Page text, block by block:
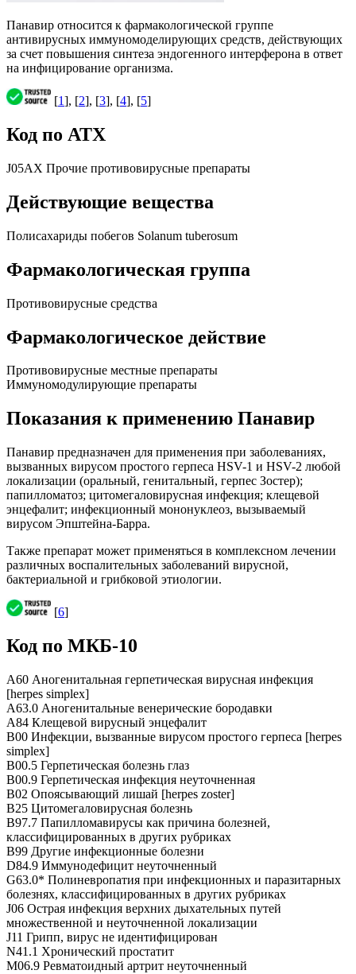
Панавир относится к фармакологической группе
антивирусных иммуномоделирующих средств, действующих
за счет повышения синтеза эндогенного интерферона в ответ
на инфицирование организма.
[1], [2], [3], [4], [5]
Код по АТХ
J05AX Прочие противовирусные препараты
Действующие вещества
Полисахариды побегов Solanum tuberosum
Фармакологическая группа
Противовирусные средства
Фармакологическое действие
Противовирусные местные препараты
Иммуномодулирующие препараты
Показания к применению Панавир
Панавир предназначен для применения при заболеваниях,
вызванных вирусом простого герпеса HSV-1 и HSV-2 любой
локализации (оральный, генитальный, герпес Зостер);
папилломатоз; цитомегаловирусная инфекция; клещевой
энцефалит; инфекционный мононуклеоз, вызываемый
вирусом Эпштейна-Барра.
Также препарат может применяться в комплексном лечении
различных воспалительных заболеваний вирусной,
бактериальной и грибковой этиологии.
[6]
Код по МКБ-10
A60 Аногенитальная герпетическая вирусная инфекция
[herpes simplex]
A63.0 Аногенитальные венерические бородавки
A84 Клещевой вирусный энцефалит
B00 Инфекции, вызванные вирусом простого герпеса [herpes
simplex]
B00.5 Герпетическая болезнь глаз
B00.9 Герпетическая инфекция неуточненная
B02 Опоясывающий лишай [herpes zoster]
B25 Цитомегаловирусная болезнь
B97.7 Папилломавирусы как причина болезней,
классифицированных в других рубриках
B99 Другие инфекционные болезни
D84.9 Иммунодефицит неуточненный
G63.0* Полиневропатия при инфекционных и паразитарных
болезнях, классифицированных в других рубриках
J06 Острая инфекция верхних дыхательных путей
множественной и неуточненной локализации
J11 Грипп, вирус не идентифицирован
N41.1 Хронический простатит
M06.9 Ревматоидный артрит неуточненный